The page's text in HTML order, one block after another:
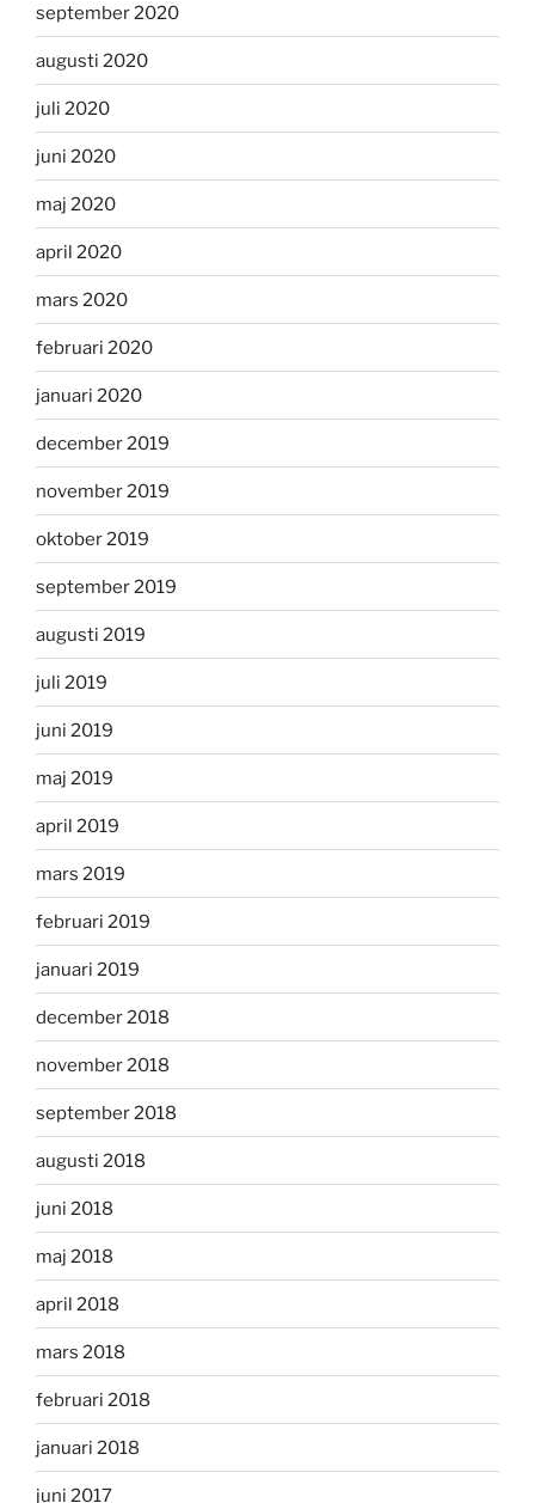
september 2020
augusti 2020
juli 2020
juni 2020
maj 2020
april 2020
mars 2020
februari 2020
januari 2020
december 2019
november 2019
oktober 2019
september 2019
augusti 2019
juli 2019
juni 2019
maj 2019
april 2019
mars 2019
februari 2019
januari 2019
december 2018
november 2018
september 2018
augusti 2018
juni 2018
maj 2018
april 2018
mars 2018
februari 2018
januari 2018
juni 2017